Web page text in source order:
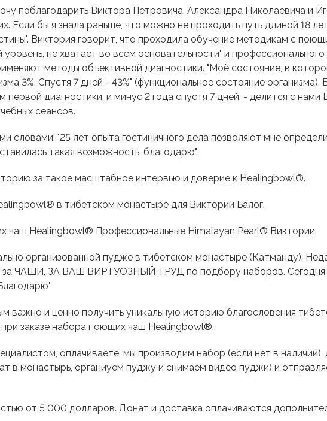
поблагодарить Виктора Петровича, Александра Николаевича и
Если бы я знала раньше, что можно не проходить путь длиной 18
Виктория говорит, что проходила обучение методикам с
не хватает во всём основательности" и
методы объективной диагностики. "Моё состояние, в
3%. Спустя 7 дней - 43%" (функциональное состояние
первой диагностики, и минус 2 года спустя 7 дней, - делится с
сеансов.
словами: "25 лет опыта гостиничного дела позволяют мне
такая возможность, благодарю".
за такое масштабное интервью и доверие к Healingbowl®.
в тибетском монастыре для Виктории Балог.
чаш Healingbowl® Профессиональные Himalayan Pearl® Виктории.
организованной пудже в тибетском монастыре (Катманду).
за ЧАШИ, ЗА ВАШ ВИРТУОЗНЫЙ ТРУД по подбору наборов. Сегодня
важно и ценно получить уникальную историю благословения
заказе набора поющих чаш Healingbowl®.
оплачиваете, мы производим набор (если нет в
в монастырь, органиуем пуджу и снимаем видео пуджи) и
от 5 000 долларов. Донат и доставка оплачиваются